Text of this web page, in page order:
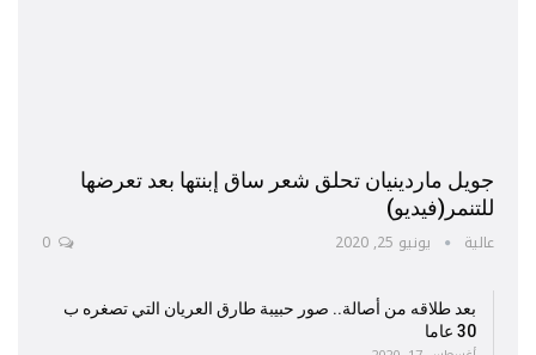
جويل ماردينيان تحلق شعر ساق إبنتها بعد تعرضها
للتنمر(فيديو)
عالية يونيو 25, 2020
بعد طلاقه من أصالة.. صور حبيبة طارق العريان التي تصغره ب
30 عاما